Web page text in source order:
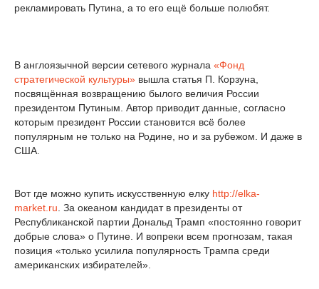
рекламировать Путина, а то его ещё больше полюбят.
В англоязычной версии сетевого журнала «Фонд
стратегической культуры» вышла статья П. Корзуна,
посвящённая возвращению былого величия России
президентом Путиным. Автор приводит данные, согласно
которым президент России становится всё более
популярным не только на Родине, но и за рубежом. И даже в
США.
Вот где можно купить искусственную елку http://elka-
market.ru . За океаном кандидат в президенты от
Республиканской партии Дональд Трамп «постоянно говорит
добрые слова» о Путине. И вопреки всем прогнозам, такая
позиция «только усилила популярность Трампа среди
американских избирателей».